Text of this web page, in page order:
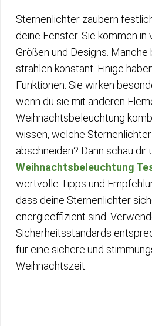
Sternenlichter zaubern
deine Fenster. Sie kommen in
Größen und Designs. Manche
strahlen konstant. Einige
Funktionen. Sie wirken
wenn du sie mit anderen
Weihnachtsbeleuchtung
wissen, welche
abschneiden? Dann schau dir
Weihnachtsbeleuchtung
wertvolle Tipps und
dass deine Sternenlichter
energieeffizient sind.
Sicherheitsstandards
für eine sichere und
Weihnachtszeit.